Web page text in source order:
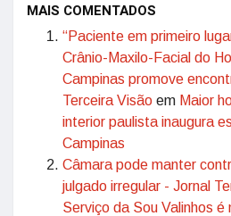
MAIS COMENTADOS
“Paciente em primeiro
Crânio-Maxilo-Facial do
Campinas promove
Terceira Visão em Maior
interior paulista inaugura
Campinas
Câmara pode manter
julgado irregular - Jornal
Serviço da Sou Valinhos